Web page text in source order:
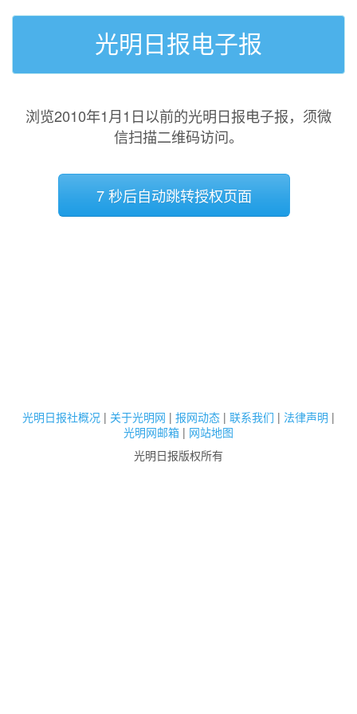
光明日报电子报
浏览2010年1月1日以前的光明日报电子报，须微
信扫描二维码访问。
7 秒后自动跳转授权页面
光明日报社概况 | 关于光明网 | 报网动态 | 联系我们 | 法律声明 |
光明网邮箱 | 网站地图
光明日报版权所有